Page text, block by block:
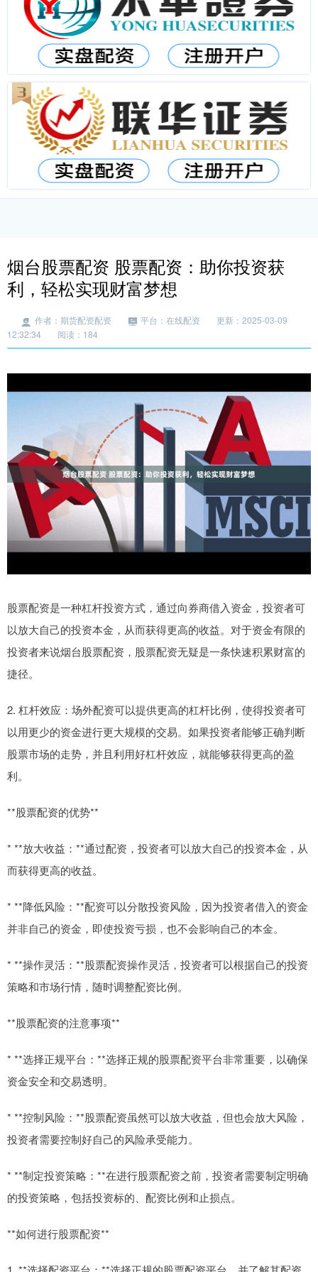
烟台股票配资 股票配资：助你投资获
利，轻松实现财富梦想
作者：期货配资配资 平台：在线配资
更新：2025-03-09
12:32:34
阅读：184
股票配资是一种杠杆投资方式，通过向券商借入资金，投资者可
以放大自己的投资本金，从而获得更高的收益。对于资金有限的
投资者来说烟台股票配资，股票配资无疑是一条快速积累财富的
捷径。
2. 杠杆效应：场外配资可以提供更高的杠杆比例，使得投资者可
以用更少的资金进行更大规模的交易。如果投资者能够正确判断
股票市场的走势，并且利用好杠杆效应，就能够获得更高的盈
利。
**股票配资的优势**
* **放大收益：**通过配资，投资者可以放大自己的投资本金，从
而获得更高的收益。
* **降低风险：**配资可以分散投资风险，因为投资者借入的资金
并非自己的资金，即使投资亏损，也不会影响自己的本金。
* **操作灵活：**股票配资操作灵活，投资者可以根据自己的投资
策略和市场行情，随时调整配资比例。
**股票配资的注意事项**
* **选择正规平台：**选择正规的股票配资平台非常重要，以确保
资金安全和交易透明。
* **控制风险：**股票配资虽然可以放大收益，但也会放大风险，
投资者需要控制好自己的风险承受能力。
* **制定投资策略：**在进行股票配资之前，投资者需要制定明确
的投资策略，包括投资标的、配资比例和止损点。
**如何进行股票配资**